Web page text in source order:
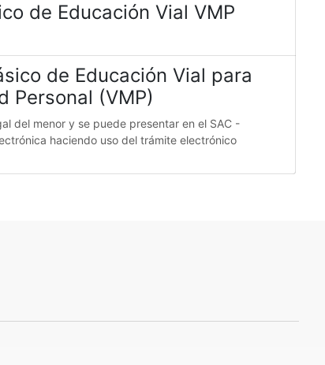
de Educación Vial VMP
de Educación Vial para
Personal (VMP)
del menor y se puede presentar en el SAC -
haciendo uso del trámite electrónico